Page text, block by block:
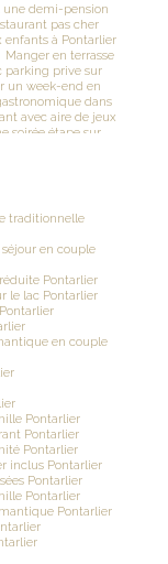
une demi-pension
pas cher
enfants à Pontarlier
Manger en terrasse
parking prive sur
un week-end en
dans
avec aire de jeux
soirée étape sur
Le-Lac |Ou puis-
ou villers le
maximale 30
Villers le lac|
dans un
salle de séminaire
des grenouilles
Lac|Hôtel-
accessibles aux
de l'eau à
3* à 2h de
sur Morteau
traditionnelle
en couple
Pontarlier
le lac Pontarlier
en couple
Pontarlier
Pontarlier
Pontarlier
inclus Pontarlier
Pontarlier
Pontarlier
Pontarlier